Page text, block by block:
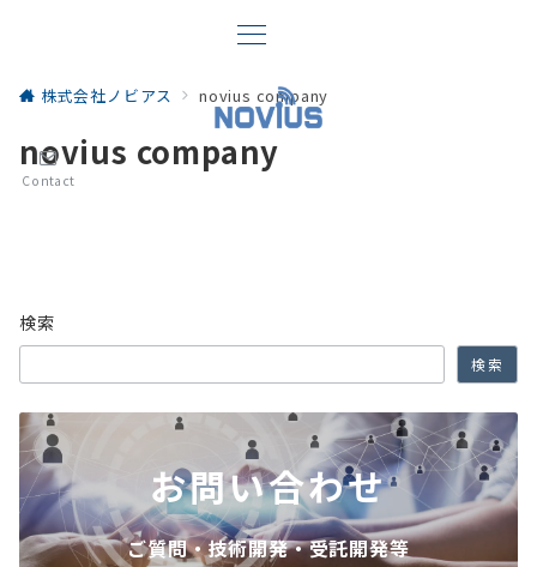
Contact
株式会社ノビアス novius company
novius company
検索
検索
お問い合わせ
ご質問・技術開発・受託開発等